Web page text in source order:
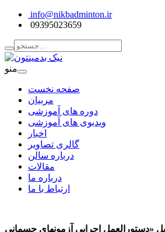
info@nikbadminton.ir
09395023659
منو
صفحه نخست
مربیان
دوره های آموزشی
ویدیوی های آموزشی
اخبار
گالری تصاویر
درباره سالن
مقالات
درباره ما
ارتباط با ما